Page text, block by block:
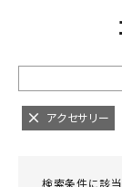
アクセサリー
検索条件に該当